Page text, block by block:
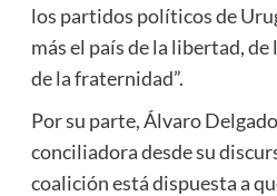
los partidos políticos de
más el país de la libertad,
de la fraternidad”.
Por su parte, Álvaro
conciliadora desde su
coalición está dispuesta a